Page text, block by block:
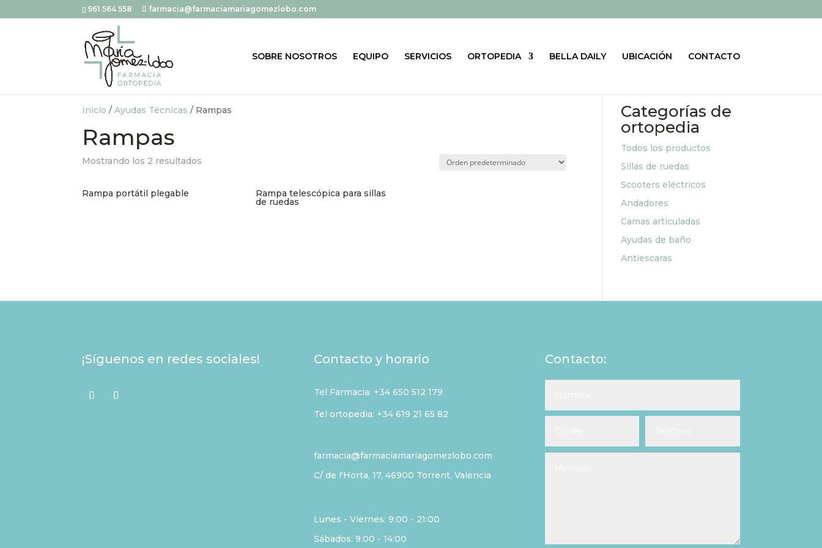
961 564 558 farmacia@farmaciamariagomezlobo.com
SOBRE NOSOTROS EQUIPO SERVICIOS ORTOPEDIA BELLA DAILY UBICACIÓN CONTACTO
Inicio /Ayudas Técnicas / Rampas
Rampas
Mostrando los 2 resultados
Rampa portátil plegable Rampa telescópica para sillas
de ruedas
Categorías de
ortopedia
Todos los productos
Sillas de ruedas
Scooters eléctricos
Andadores
Camas articuladas
Ayudas de baño
Antiescaras
¡Síguenos en redes sociales! Contacto y horario
Tel Farmacia: +34 650 512 179
Tel ortopedia: +34 619 21 65 82
farmacia@farmaciamariagomezlobo.com
C/ de l'Horta, 17, 46900 Torrent, Valencia
Lunes - Viernes: 9:00 - 21:00
Sábados: 9:00 - 14:00
Contacto: